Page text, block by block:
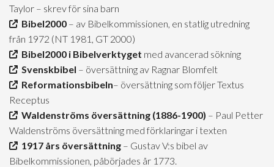
Taylor – skrev för sina barn
Bibel2000 – av Bibelkommissionen, en statlig utredning
från 1972 (NT 1981, GT 2000)
Bibel2000 i Bibelverktyget med avancerad sökning
Svenskbibel – översättning av Ragnar Blomfelt
Reformationsbibeln– översättning som följer Textus
Receptus
Waldenströms översättning (1886-1900) – Paul Petter
Waldenströms översättning med förklaringar i texten
1917 års översättning – Gustav V:s bibel av
Bibelkommissionen, påbörjades år 1773.